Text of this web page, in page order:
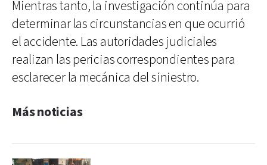
Mientras tanto, la investigación continúa para
determinar las circunstancias en que ocurrió
el accidente. Las autoridades judiciales
realizan las pericias correspondientes para
esclarecer la mecánica del siniestro.
Más noticias